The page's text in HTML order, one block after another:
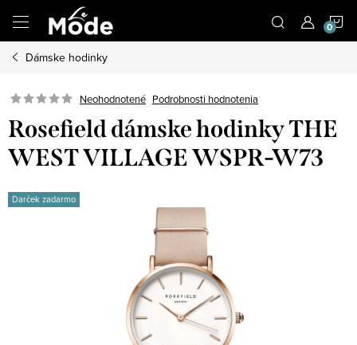
obsah
Dámske hodinky
Neohodnotené Podrobnosti hodnotenia
Rosefield dámske hodinky THE
WEST VILLAGE WSPR-W73
Darček zadarmo